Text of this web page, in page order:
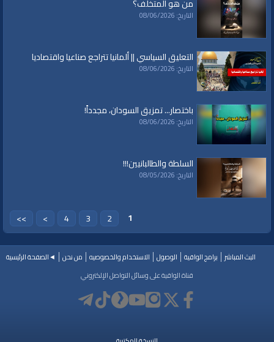
من هو المتخلف؟
التاريخ: 08/06/2026
التعليق السياسي || ألمانيا تتراجع صناعيا واقتصاديا
التاريخ: 08/06/2026
باختصار... تمزيق السودان، مجدداً!
التاريخ: 08/06/2026
السلطة والطالبانيين!!!
التاريخ: 08/05/2026
1
2
3
4
>
>>
البث المباشر برامج الواقية الوصول الاستخدام والخصوصيه من نحن
◄الصفحة الرئيسية
قناة الواقية على وسائل التواصل الإلكتروني